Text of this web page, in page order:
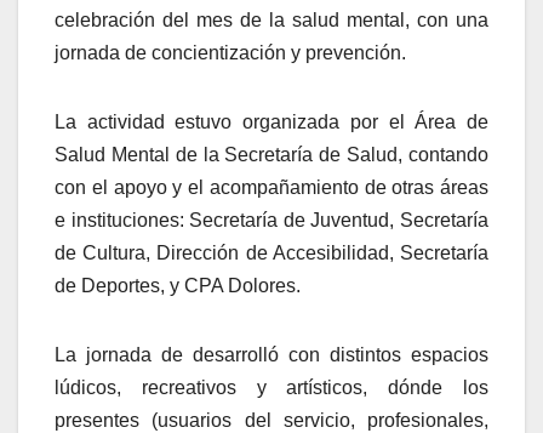
celebración del mes de la salud mental, con una
jornada de concientización y prevención.
La actividad estuvo organizada por el Área de
Salud Mental de la Secretaría de Salud, contando
con el apoyo y el acompañamiento de otras áreas
e instituciones: Secretaría de Juventud, Secretaría
de Cultura, Dirección de Accesibilidad, Secretaría
de Deportes, y CPA Dolores.
La jornada de desarrolló con distintos espacios
lúdicos, recreativos y artísticos, dónde los
presentes (usuarios del servicio, profesionales,